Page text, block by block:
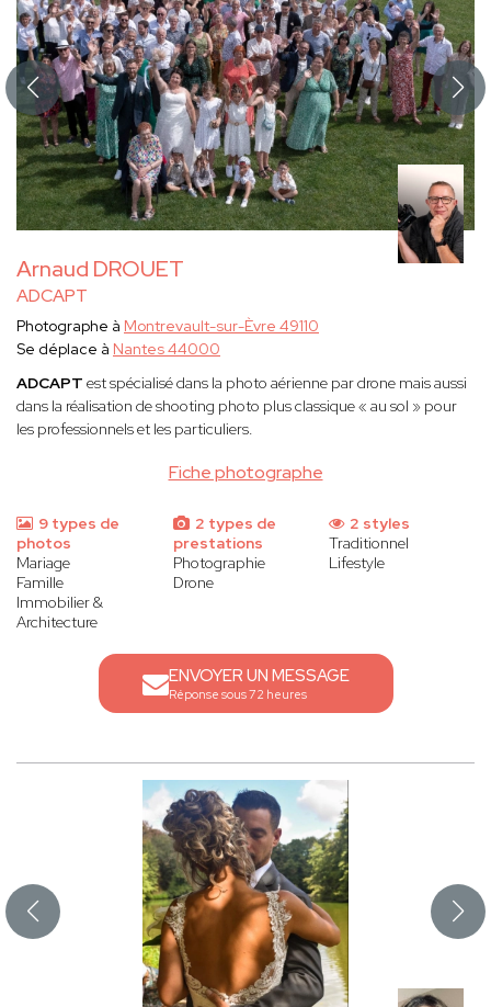
Arnaud DROUET
ADCAPT
Fiche photographe
Photographe à Montrevault-sur-Èvre 49110
Se déplace à Nantes 44000
ADCAPT est spécialisé dans la photo aérienne par drone mais aussi
dans la réalisation de shooting photo plus classique « au sol » pour
les professionnels et les particuliers.
9 types de
photos
Mariage
Famille
Immobilier &
Architecture
2 types de
prestations
Photographie
Drone
2 styles
Traditionnel
Lifestyle
ENVOYER UN MESSAGE
Réponse sous 72 heures